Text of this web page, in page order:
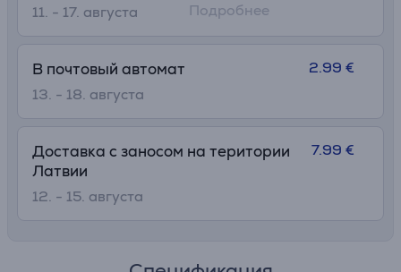
11. - 17. августа
Подробнее
В почтовый автомат
13. - 18. августа
2.99 €
Доставка с заносом на територии
Латвии
12. - 15. августа
7.99 €